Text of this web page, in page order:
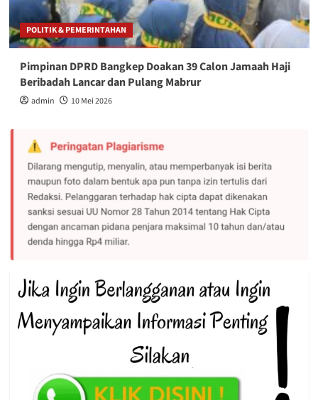
POLITIK & PEMERINTAHAN
Pimpinan DPRD Bangkep Doakan 39 Calon Jamaah Haji
Beribadah Lancar dan Pulang Mabrur
admin 10 Mei 2026